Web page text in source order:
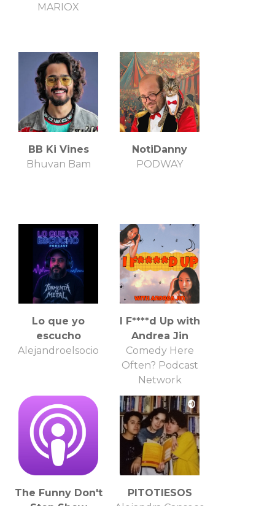
MARIOX
BB Ki Vines
Bhuvan Bam
NotiDanny
PODWAY
Lo que yo
escucho
Alejandroelsocio
I F****d Up with
Andrea Jin
Comedy Here
Often? Podcast
Network
The Funny Don't
PITOTIESOS